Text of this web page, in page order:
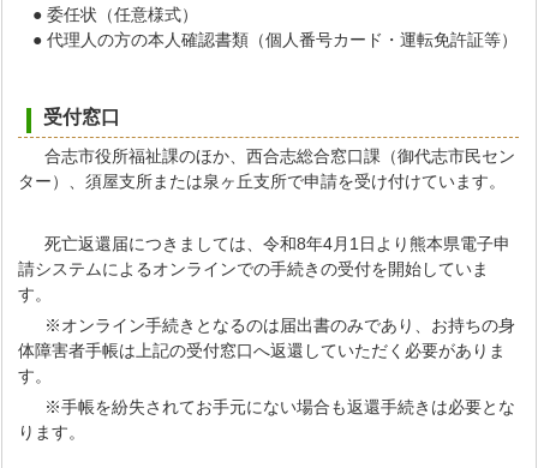
● 委任状（任意様式）
● 代理人の方の本人確認書類（個人番号カード・運転免許証等）
受付窓口
合志市役所福祉課のほか、西合志総合窓口課（御代志市民セン
ター）、須屋支所または泉ヶ丘支所で申請を受け付けています。
死亡返還届につきましては、令和8年4月1日より熊本県電子申
請システムによるオンラインでの手続きの受付を開始していま
す。
※オンライン手続きとなるのは届出書のみであり、お持ちの身
体障害者手帳は上記の受付窓口へ返還していただく必要がありま
す。
※手帳を紛失されてお手元にない場合も返還手続きは必要とな
ります。